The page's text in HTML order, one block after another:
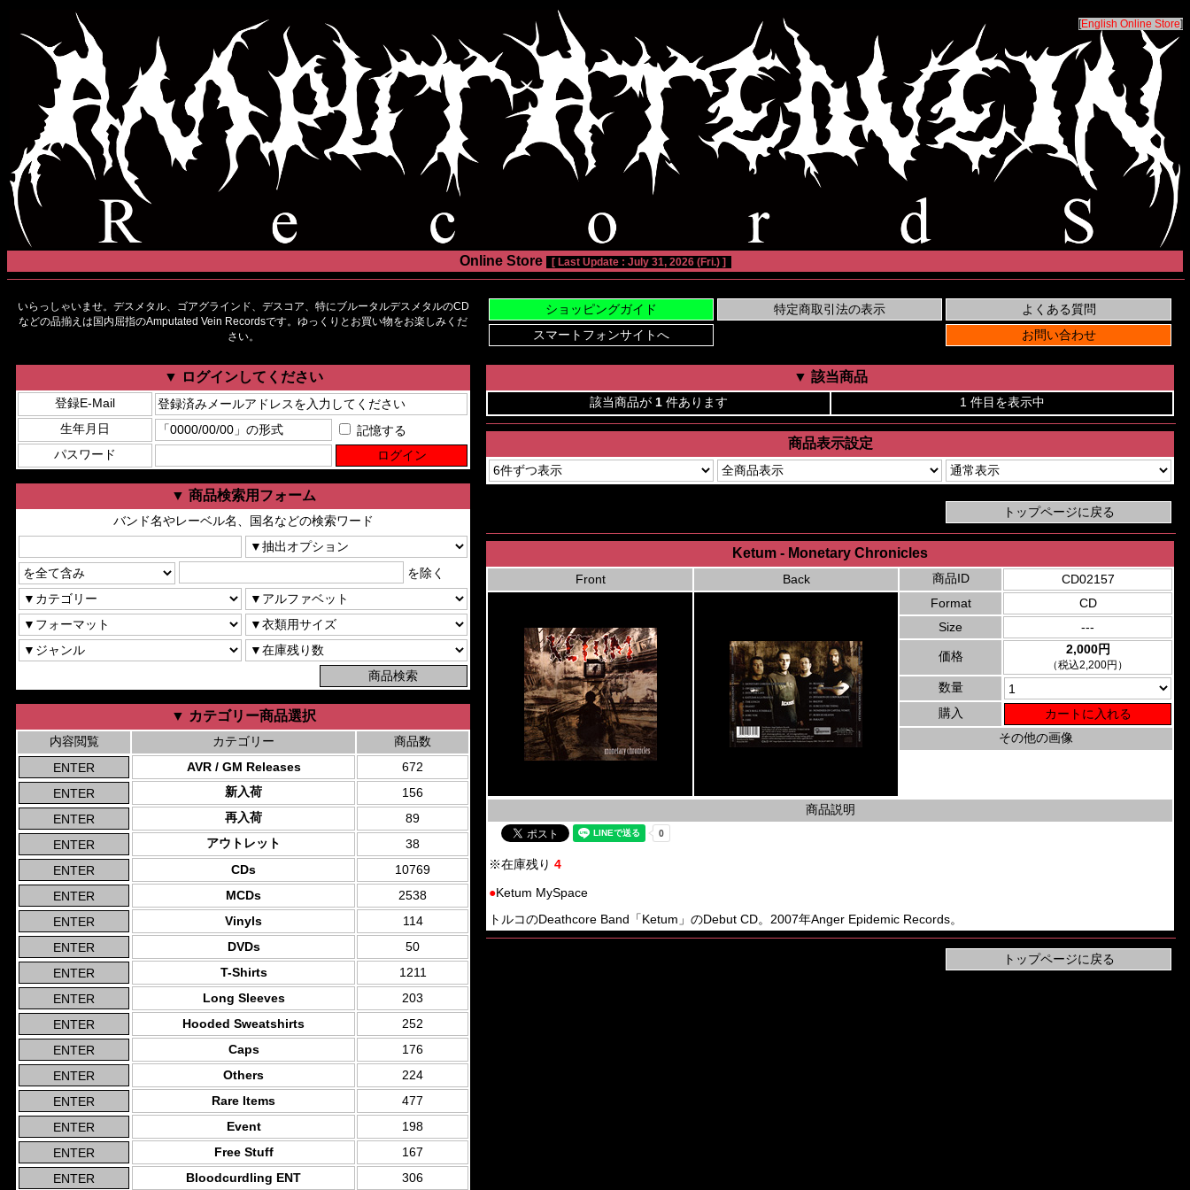
[English Online Store]
Online Store [ Last Update : July 31, 2026 (Fri.) ]
いらっしゃいませ。デスメタル、ゴアグラインド、デスコア、特にブルータルデスメタルのCD
などの品揃えは国内屈指のAmputated Vein Recordsです。ゆっくりとお買い物をお楽しみくだ
さい。
▼ ログインしてください
登録E-Mail
生年月日
記憶する
パスワード
▼ 商品検索用フォーム
バンド名やレーベル名、国名などの検索ワード
を除く
▼ カテゴリー商品選択
内容閲覧 カテゴリー
商品数
AVR / GM Releases
672
新入荷
156
再入荷
89
アウトレット
38
CDs
10769
MCDs
2538
Vinyls
114
DVDs
50
T-Shirts
1211
Long Sleeves
203
Hooded Sweatshirts
252
Caps
176
Others
224
Rare Items
477
Event
198
Free Stuff
167
Bloodcurdling ENT
306
▼ 該当商品
該当商品が 1 件あります 1 件目を表示中
商品表示設定
Ketum - Monetary Chronicles
Front Back 商品ID
CD02157
Format
CD
Size
---
価格 2,000円
（税込2,200円）
数量
購入
その他の画像
商品説明
※在庫残り 4
●Ketum MySpace
トルコのDeathcore Band「Ketum」のDebut CD。2007年Anger Epidemic Records。